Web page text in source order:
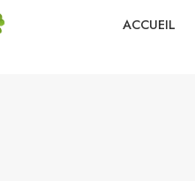
ACCUEIL